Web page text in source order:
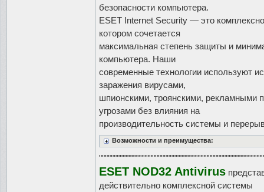
безопасности компьютера.
ESET Internet Security — это
котором сочетается
максимальная степень защиты и
компьютера. Наши
современные технологии используют
заражения вирусами,
шпионскими, троянскими, рекламными
угрозами без влияния на
производительность системы и
Возможности и преимущества:
ESET NOD32 Antivirus
действительно комплексной системы